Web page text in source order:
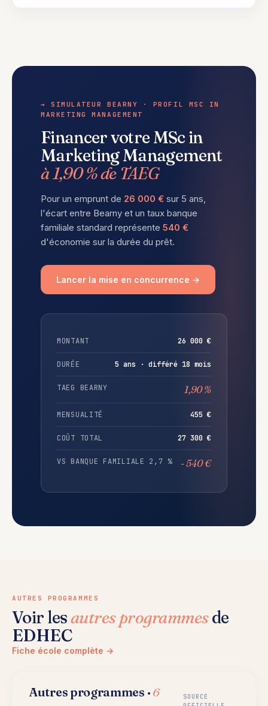
→ SIMULATEUR BEARNY · PROFIL MSC IN
MARKETING MANAGEMENT
Financer votre MSc in
Marketing Management
à 1,90 % de TAEG
Pour un emprunt de 26 000 € sur 5 ans,
l'écart entre Bearny et un taux banque
familiale standard représente 540 €
d'économie sur la durée du prêt.
Lancer la mise en concurrence →
MONTANT 26 000 €
DURÉE 5 ans · différé 18 mois
TAEG BEARNY 1,90 %
MENSUALITÉ 455 €
COÛT TOTAL 27 300 €
VS BANQUE FAMILIALE 2,7 % - 540 €
AUTRES PROGRAMMES
Voir lesautres programmesde
EDHEC
Fiche école complète →
Autres programmes · 6
SOURCE